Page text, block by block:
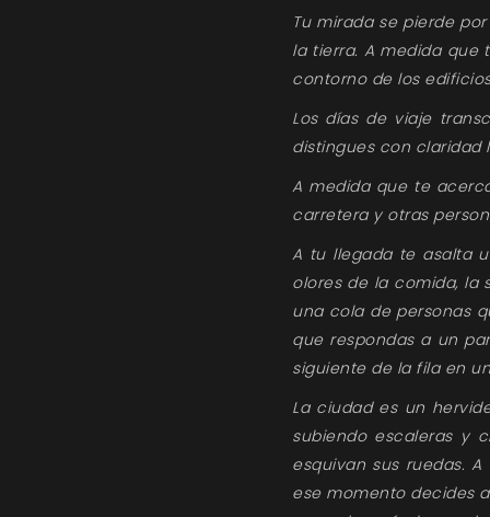
Tu mirada se pierde
la tierra. A medida que
contorno de los
Los días de viaje
distingues con claridad
A medida que te
carretera y otras
A tu llegada te asalta
olores de la comida, la
una cola de personas
que respondas a un
siguiente de la fila en
La ciudad es un
subiendo escaleras y
esquivan sus ruedas.
ese momento decides